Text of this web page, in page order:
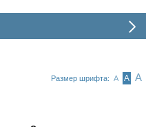
Размер шрифта: А А А